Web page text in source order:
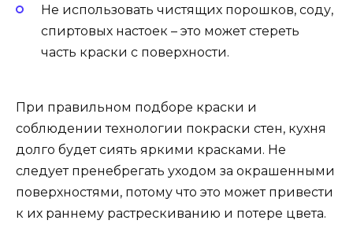
Не использовать чистящих порошков, соду,
спиртовых настоек – это может стереть
часть краски с поверхности.
При правильном подборе краски и
соблюдении технологии покраски стен, кухня
долго будет сиять яркими красками. Не
следует пренебрегать уходом за окрашенными
поверхностями, потому что это может привести
к их раннему растрескиванию и потере цвета.